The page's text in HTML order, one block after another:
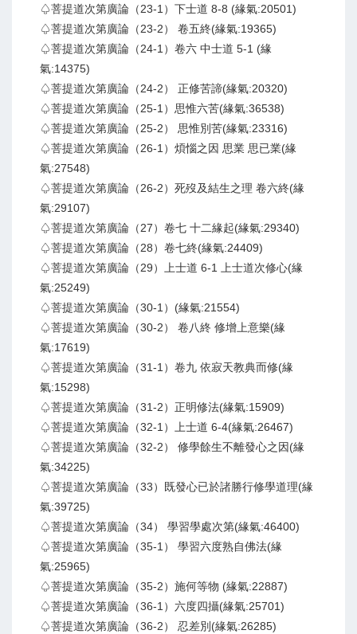
♤菩提道次第廣論（23-1）下士道 8-8 (緣氣:20501)
♤菩提道次第廣論（23-2） 卷五終(緣氣:19365)
♤菩提道次第廣論（24-1）卷六 中士道 5-1 (緣
氣:14375)
♤菩提道次第廣論（24-2） 正修苦諦(緣氣:20320)
♤菩提道次第廣論（25-1）思惟六苦(緣氣:36538)
♤菩提道次第廣論（25-2） 思惟別苦(緣氣:23316)
♤菩提道次第廣論（26-1）煩惱之因 思業 思已業(緣
氣:27548)
♤菩提道次第廣論（26-2）死歿及結生之理 卷六終(緣
氣:29107)
♤菩提道次第廣論（27）卷七 十二緣起(緣氣:29340)
♤菩提道次第廣論（28）卷七終(緣氣:24409)
♤菩提道次第廣論（29）上士道 6-1 上士道次修心(緣
氣:25249)
♤菩提道次第廣論（30-1）(緣氣:21554)
♤菩提道次第廣論（30-2） 卷八終 修增上意樂(緣
氣:17619)
♤菩提道次第廣論（31-1）卷九 依寂天教典而修(緣
氣:15298)
♤菩提道次第廣論（31-2）正明修法(緣氣:15909)
♤菩提道次第廣論（32-1）上士道 6-4(緣氣:26467)
♤菩提道次第廣論（32-2） 修學餘生不離發心之因(緣
氣:34225)
♤菩提道次第廣論（33）既發心已於諸勝行修學道理(緣
氣:39725)
♤菩提道次第廣論（34） 學習學處次第(緣氣:46400)
♤菩提道次第廣論（35-1） 學習六度熟自佛法(緣
氣:25965)
♤菩提道次第廣論（35-2）施何等物 (緣氣:22887)
♤菩提道次第廣論（36-1）六度四攝(緣氣:25701)
♤菩提道次第廣論（36-2） 忍差別(緣氣:26285)